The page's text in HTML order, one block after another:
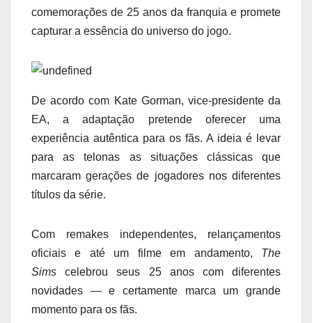
comemorações de 25 anos da franquia e promete
capturar a essência do universo do jogo.
De acordo com Kate Gorman, vice-presidente da
EA, a adaptação pretende oferecer uma
experiência autêntica para os fãs. A ideia é levar
para as telonas as situações clássicas que
marcaram gerações de jogadores nos diferentes
títulos da série.
Com remakes independentes, relançamentos
oficiais e até um filme em andamento, The
Sims celebrou seus 25 anos com diferentes
novidades — e certamente marca um grande
momento para os fãs.